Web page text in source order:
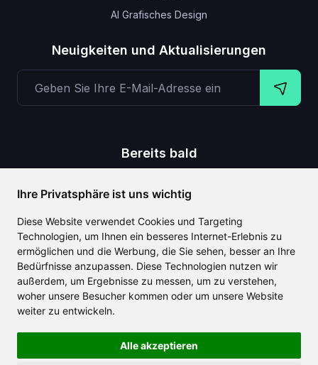
Ihre Privatsphäre ist uns wichtig
Diese Website verwendet Cookies und Targeting
Technologien, um Ihnen ein besseres Internet-Erlebnis zu
ermöglichen und die Werbung, die Sie sehen, besser an Ihre
Bedürfnisse anzupassen. Diese Technologien nutzen wir
außerdem, um Ergebnisse zu messen, um zu verstehen,
woher unsere Besucher kommen oder um unsere Website
weiter zu entwickeln.
Alle akzeptieren
AI Grafisches Design
Neuigkeiten und Aktualisierungen
Bereits bald
Untertitel zum Video
CLAILA kombiniert alle besten weltweit verfügbaren KI-
Funktionen